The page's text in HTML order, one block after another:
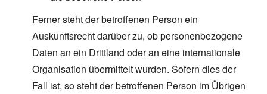
Ferner steht der betroffenen Person ein
Auskunftsrecht darüber zu, ob personenbezogene
Daten an ein Drittland oder an eine internationale
Organisation übermittelt wurden. Sofern dies der
Fall ist, so steht der betroffenen Person im Übrigen